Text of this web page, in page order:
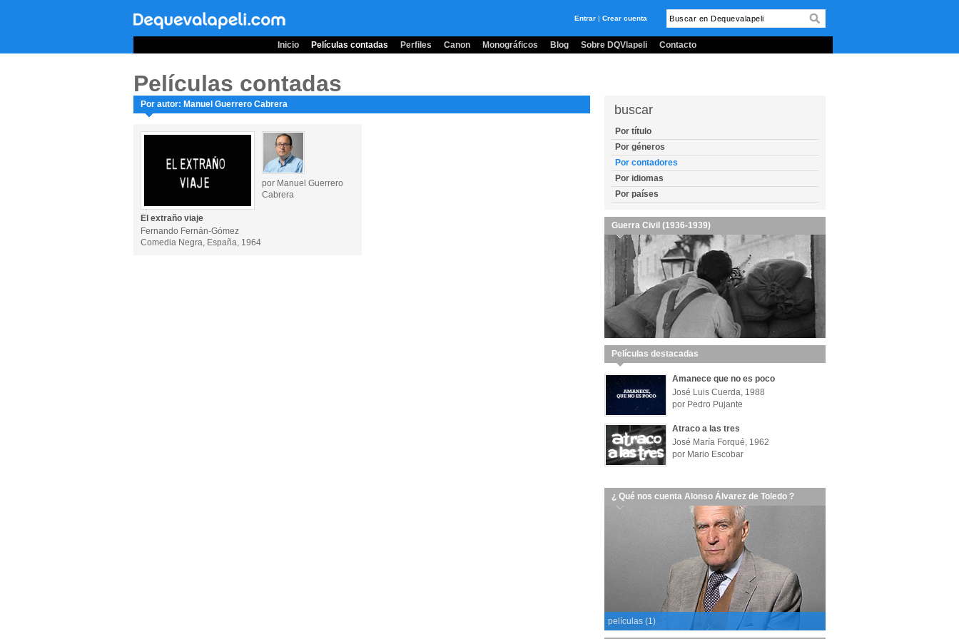
Entrar | Crear cuenta
Inicio Películas contadas Perfiles Canon Monográficos Blog Sobre DQVlapeli Contacto
Películas contadas
Por autor: Manuel Guerrero Cabrera
por Manuel Guerrero
Cabrera
El extraño viaje
Fernando Fernán-Gómez
Comedia Negra, España, 1964
buscar
Por título
Por géneros
Por contadores
Por idiomas
Por países
Guerra Civil (1936-1939)
Películas destacadas
Amanece que no es poco
José Luis Cuerda, 1988
por Pedro Pujante
Atraco a las tres
José María Forqué, 1962
por Mario Escobar
¿ Qué nos cuenta Alonso Álvarez de Toledo ?
películas (1)